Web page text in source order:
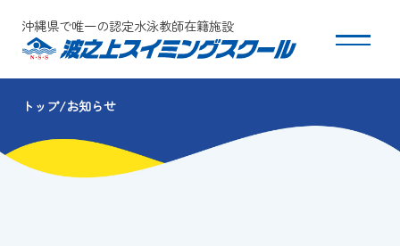
沖縄県で唯一の認定水泳教師在籍施設
スクールについて
コース・クラス紹介
トップ お知らせ